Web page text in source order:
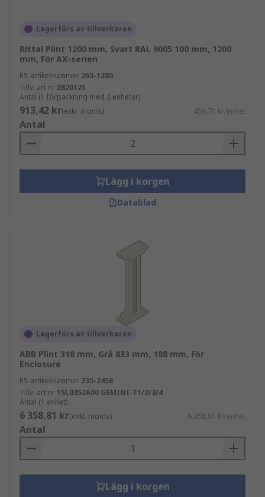
Lagerförs av tillverkaren
Rittal Plint 1200 mm, Svart RAL 9005 100 mm, 1200
mm, För AX-serien
RS-artikelnummer 265-1280
Tillv. art.nr 2820121
Antal (1 förpackning med 2 enheter)
913,42 kr(exkl. moms) 456,71 kr/enhet
Antal
Lägg i korgen
Datablad
Lagerförs av tillverkaren
ABB Plint 318 mm, Grå 833 mm, 188 mm, För
Enclosure
RS-artikelnummer 235-2458
Tillv. art.nr 1SL0352A00 GEMINI-T1/2/3/4
Antal (1 enhet)
6 358,81 kr(exkl. moms) 6 358,81 kr/enhet
Antal
Lägg i korgen